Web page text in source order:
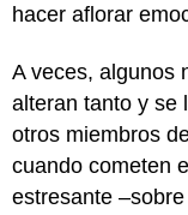
hacer aflorar
A veces, algunos
alteran tanto y se
otros miembros
cuando cometen
estresante